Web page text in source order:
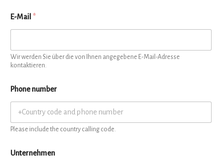
E-Mail *
Wir werden Sie über die von Ihnen angegebene E-Mail-Adresse
kontaktieren.
Phone number
Please include the country calling code.
Unternehmen